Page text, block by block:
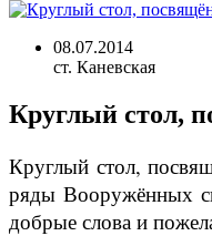
08.07.2014
ст. Каневская
Круглый стол,
Круглый стол,
ряды Вооружённых
добрые слова и